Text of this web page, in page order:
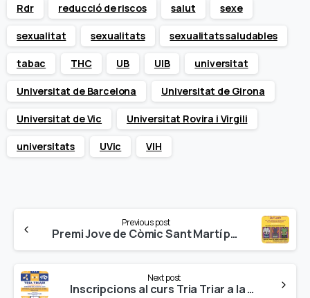
Rdr reducció de riscos salut sexe
sexualitat sexualitats sexualitats saludables
tabac THC UB UIB universitat
Universitat de Barcelona Universitat de Girona
Universitat de Vic Universitat Rovira i Virgili
universitats UVic VIH
Reading
Previous post
Premi Jove de Còmic Sant Martí per a la prevenció i la erradicació de la violència masclista
Next post
Inscripcions al curs Tria Triar a la Universitat de les Illes Balears